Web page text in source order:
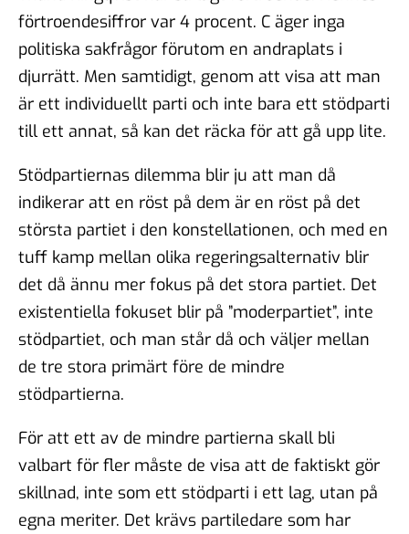
förtroendesiffror var 4 procent. C äger inga
politiska sakfrågor förutom en andraplats i
djurrätt. Men samtidigt, genom att visa att man
är ett individuellt parti och inte bara ett stödparti
till ett annat, så kan det räcka för att gå upp lite.
Stödpartiernas dilemma blir ju att man då
indikerar att en röst på dem är en röst på det
största partiet i den konstellationen, och med en
tuff kamp mellan olika regeringsalternativ blir
det då ännu mer fokus på det stora partiet. Det
existentiella fokuset blir på ”moderpartiet”, inte
stödpartiet, och man står då och väljer mellan
de tre stora primärt före de mindre
stödpartierna.
För att ett av de mindre partierna skall bli
valbart för fler måste de visa att de faktiskt gör
skillnad, inte som ett stödparti i ett lag, utan på
egna meriter. Det krävs partiledare som har